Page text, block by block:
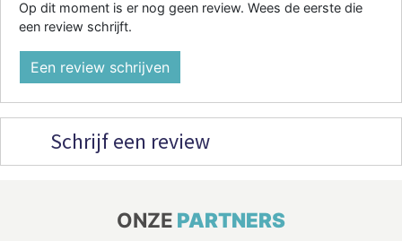
Op dit moment is er nog geen review. Wees de eerste die
een review schrijft.
Een review schrijven
Schrijf een review
ONZE PARTNERS